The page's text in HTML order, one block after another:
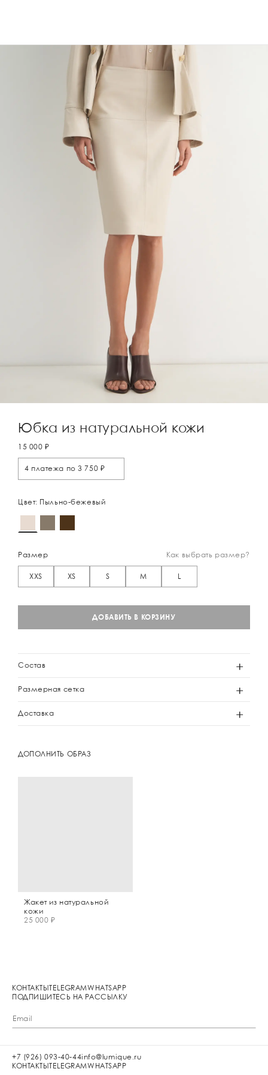
Юбка из натуральной кожи
15 000 ₽
4 платежа по 3 750 ₽
Цвет: Пыльно-бежевый
Размер Как выбрать размер?
XXS XS S M
ДОБАВИТЬ В КОРЗИНУ
Состав
Размерная сетка
Доставка
ДОПОЛНИТЬ ОБРАЗ
Жакет из натуральной
кожи
25 000 ₽
КОНТАКТЫ TELEGRAMWHATSAPP
ПОДПИШИТЕСЬ НА РАССЫЛКУ
+7 (926) 093-40-44info@lumique.ru
КОНТАКТЫ
TELEGRAMWHATSAPP